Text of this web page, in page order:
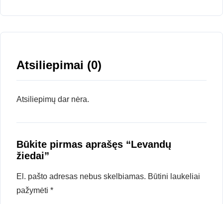
Atsiliepimai (0)
Atsiliepimų dar nėra.
Būkite pirmas aprašęs “Levandų
žiedai”
El. pašto adresas nebus skelbiamas. Būtini laukeliai
pažymėti *